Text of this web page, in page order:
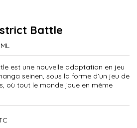
Battle
est une nouvelle adaptation en jeu
seinen, sous la forme d’un jeu de
où tout le monde joue en même